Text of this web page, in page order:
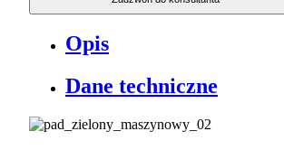
Opis
Dane techniczne